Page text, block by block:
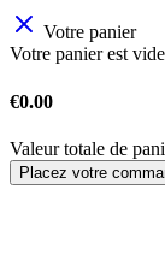
Votre panier
Votre panier est vide
€0.00
Valeur totale de
Placez votre